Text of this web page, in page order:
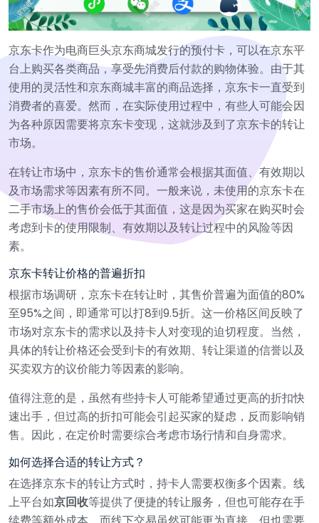
京东卡作为电商巨头京东商城发行的预付卡，可以在京东平
台上购买各类商品，享受先消费后付款的购物体验。由于其
使用的灵活性和京东商城丰富的商品选择，京东卡一直受到
消费者的喜爱。然而，在实际使用过程中，有些人可能会因
为各种原因需要将京东卡变现，这就涉及到了京东卡的转让
市场。
在转让市场中，京东卡的售价通常会根据其面值、有效期以
及市场需求等因素有所不同。一般来说，未使用的京东卡在
二手市场上的售价会低于其面值，这是因为买家在购买时会
考虑到卡的使用限制、有效期以及转让过程中的风险等因
素。
京东卡转让价格的普遍折扣
根据市场调研，京东卡在转让时，其售价普遍为面值的80%
至95%之间，即通常可以打8到9.5折。这一价格区间反映了
市场对京东卡的需求以及持卡人对变现的迫切程度。当然，
具体的转让价格还会受到卡的有效期、转让渠道的信誉以及
买卖双方的议价能力等因素的影响。
值得注意的是，虽然有些持卡人可能希望通过更高的折扣快
速出手，但过高的折扣可能会引起买家的疑虑，反而影响销
售。因此，在定价时需要综合考虑市场行情和自身需求。
如何选择合适的转让方式？
在选择京东卡的转让方式时，持卡人需要权衡多个因素。线
上平台如京回收等提供了便捷的转让服务，但也可能存在手